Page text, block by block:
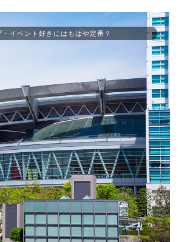
・イベント好きにはもはや定番？